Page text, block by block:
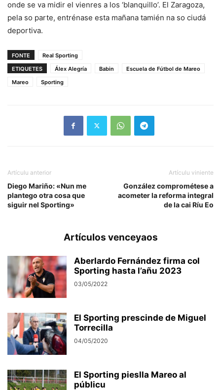
onde se va midir el vienres a los ‘blanquillo’. El Zaragoza,
pela so parte, entrénase esta mañana tamién na so ciudá
deportiva.
FONTE
Real Sporting
ETIQUETES
Álex Alegría Babin
Escuela de Fútbol de Mareo
Mareo
Sporting
Artículu anterior
Diego Mariño: «Nun me
plantego otra cosa que
siguir nel Sporting»
Artículu viniente
González comprométese a
acometer la reforma integral
de la cai Ríu Eo
Artículos venceyaos
Aberlardo Fernández firma col
Sporting hasta l’añu 2023
03/05/2022
El Sporting prescinde de Miguel
Torrecilla
04/05/2020
El Sporting pieslla Mareo al
públicu